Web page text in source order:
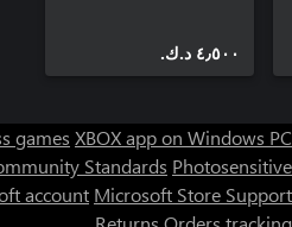
٤٫٥٠٠ د.ك.‏
games XBOX app on Windows PC
Standards Photosensitive
account Microsoft Store Support